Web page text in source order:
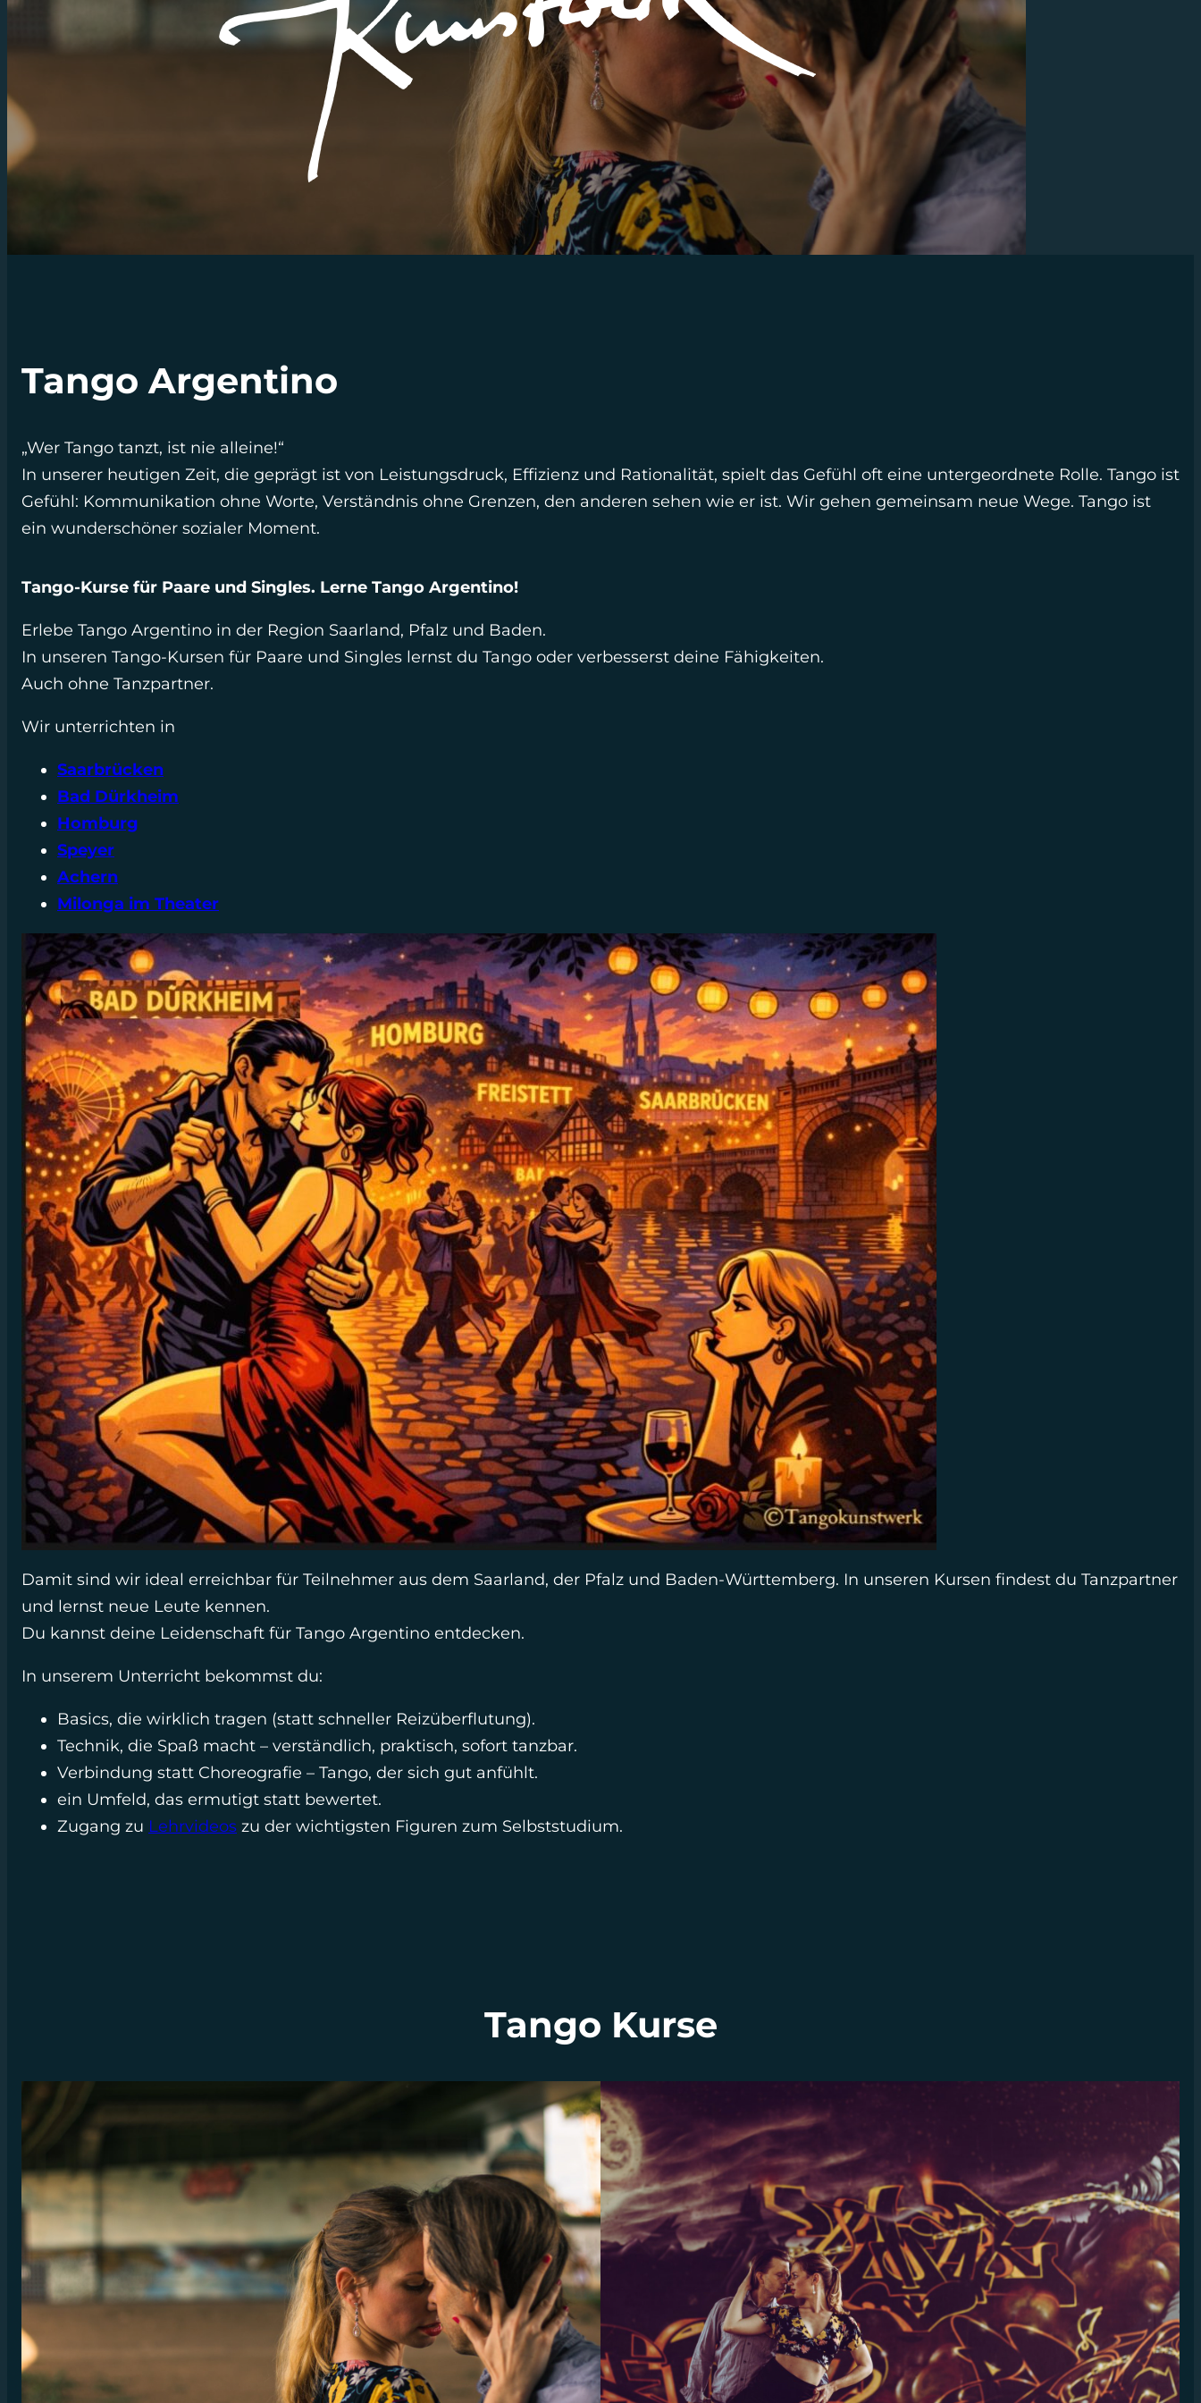
Tango Argentino
„Wer Tango tanzt, ist nie alleine!“
In unserer heutigen Zeit, die geprägt ist von Leistungsdruck, Effizienz und Rationalität, spielt das Gefühl oft eine untergeordnete Rolle. Tango ist
Gefühl: Kommunikation ohne Worte, Verständnis ohne Grenzen, den anderen sehen wie er ist. Wir gehen gemeinsam neue Wege. Tango ist
ein wunderschöner sozialer Moment.
Tango-Kurse für Paare und Singles. Lerne Tango Argentino!
Erlebe Tango Argentino in der Region Saarland, Pfalz und Baden.
In unseren Tango-Kursen für Paare und Singles lernst du Tango oder verbesserst deine Fähigkeiten.
Auch ohne Tanzpartner.
Wir unterrichten in
Saarbrücken
Bad Dürkheim
Homburg
Speyer
Achern
Milonga im Theater
Damit sind wir ideal erreichbar für Teilnehmer aus dem Saarland, der Pfalz und Baden-Württemberg. In unseren Kursen findest du Tanzpartner
und lernst neue Leute kennen.
Du kannst deine Leidenschaft für Tango Argentino entdecken.
In unserem Unterricht bekommst du:
Basics, die wirklich tragen (statt schneller Reizüberflutung).
Technik, die Spaß macht – verständlich, praktisch, sofort tanzbar.
Verbindung statt Choreografie – Tango, der sich gut anfühlt.
ein Umfeld, das ermutigt statt bewertet.
Zugang zu Lehrvideos zu der wichtigsten Figuren zum Selbststudium.
Tango Kurse